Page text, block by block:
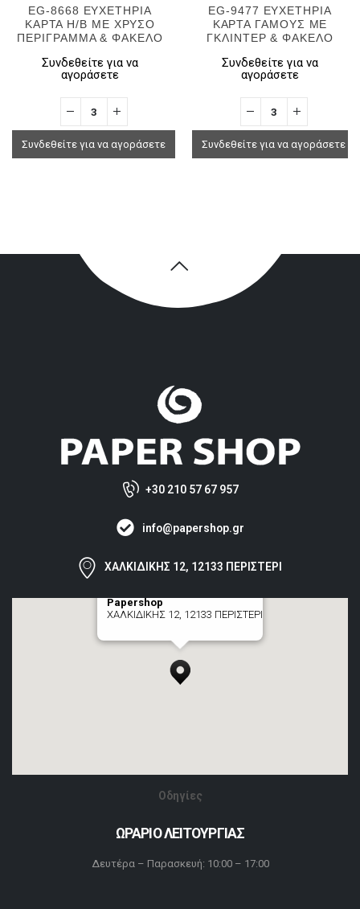
EG-8668 ΕΥΧΕΤΗΡΙΑ
ΚΑΡΤΑ H/B ΜΕ ΧΡΥΣΟ
ΠΕΡΙΓΡΑΜΜΑ & ΦΑΚΕΛΟ
Συνδεθείτε για να
αγοράσετε
Συνδεθείτε για να αγοράσετε
EG-9477 ΕΥΧΕΤΗΡΙΑ
ΚΑΡΤΑ ΓΑΜΟΥΣ ΜΕ
ΓΚΛΙΝΤΕΡ & ΦΑΚΕΛΟ
Συνδεθείτε για να
αγοράσετε
Συνδεθείτε για να αγοράσετε
+30 210 57 67 957
info@papershop.gr
ΧΑΛΚΙΔΙΚΗΣ 12, 12133 ΠΕΡΙΣΤΕΡΙ
Papershop
ΧΑΛΚΙΔΙΚΗΣ 12, 12133 ΠΕΡΙΣΤΕΡΙ
Οδηγίες
ΩΡΑΡΙΟ ΛΕΙΤΟΥΡΓΙΑΣ
Δευτέρα – Παρασκευή: 10:00 – 17:00